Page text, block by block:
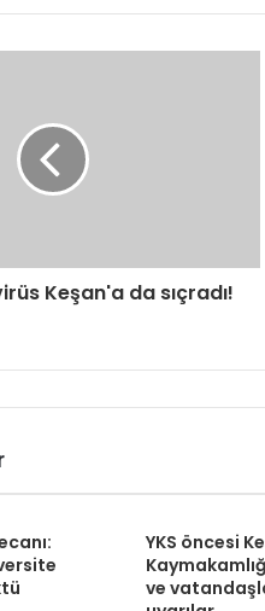
Keşan'a da sıçradı!
YKS öncesi
ve